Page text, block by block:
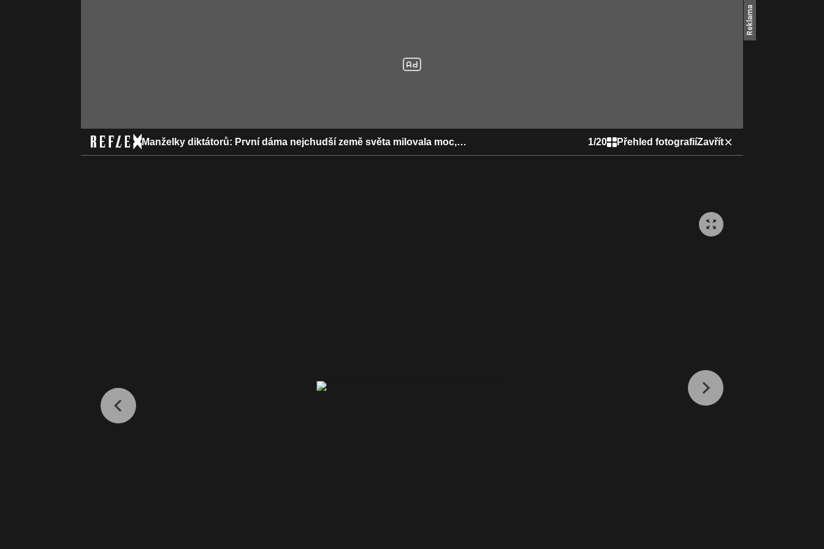
Manželky diktátorů: První dáma nejchudší země světa milovala moc,… 1/20 Přehled fotografiíZavřít